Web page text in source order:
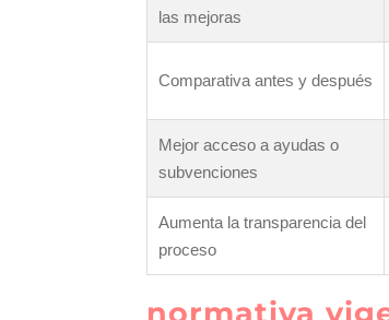
las mejoras
Comparativa antes y después
Mejor acceso a ayudas o
subvenciones
Aumenta la transparencia del
proceso